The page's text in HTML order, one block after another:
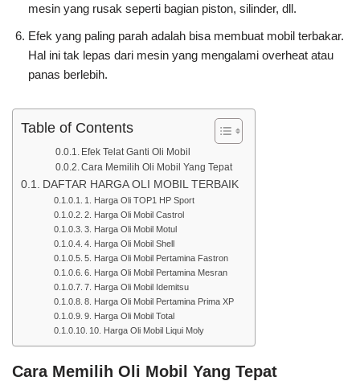
mesin yang rusak seperti bagian piston, silinder, dll.
Efek yang paling parah adalah bisa membuat mobil terbakar.
Hal ini tak lepas dari mesin yang mengalami overheat atau
panas berlebih.
Table of Contents
Efek Telat Ganti Oli Mobil
Cara Memilih Oli Mobil Yang Tepat
DAFTAR HARGA OLI MOBIL TERBAIK
1. Harga Oli TOP1 HP Sport
2. Harga Oli Mobil Castrol
3. Harga Oli Mobil Motul
4. Harga Oli Mobil Shell
5. Harga Oli Mobil Pertamina Fastron
6. Harga Oli Mobil Pertamina Mesran
7. Harga Oli Mobil Idemitsu
8. Harga Oli Mobil Pertamina Prima XP
9. Harga Oli Mobil Total
10. Harga Oli Mobil Liqui Moly
Cara Memilih Oli Mobil Yang Tepat